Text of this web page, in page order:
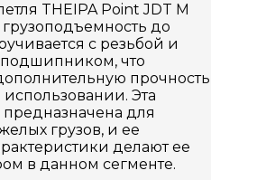
THEIPA Point JDT M
грузоподъемность до
с резьбой и
что
прочность
Эта
для
грузов, и ее
делают ее
в данном сегменте.